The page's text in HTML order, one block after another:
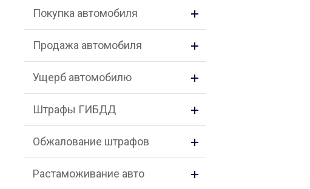
Покупка автомобиля
Продажа автомобиля
Ущерб автомобилю
Штрафы ГИБДД
Обжалование штрафов
Растаможивание авто